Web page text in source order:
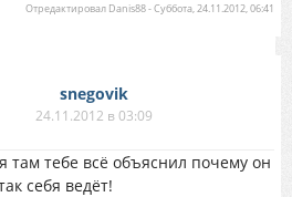
Отредактировал Danis88-Суббота, 24.11.2012, 06:41
snegovik
24.11.2012 в 03:09
там тебе всё объяснил почему он
себя ведёт!